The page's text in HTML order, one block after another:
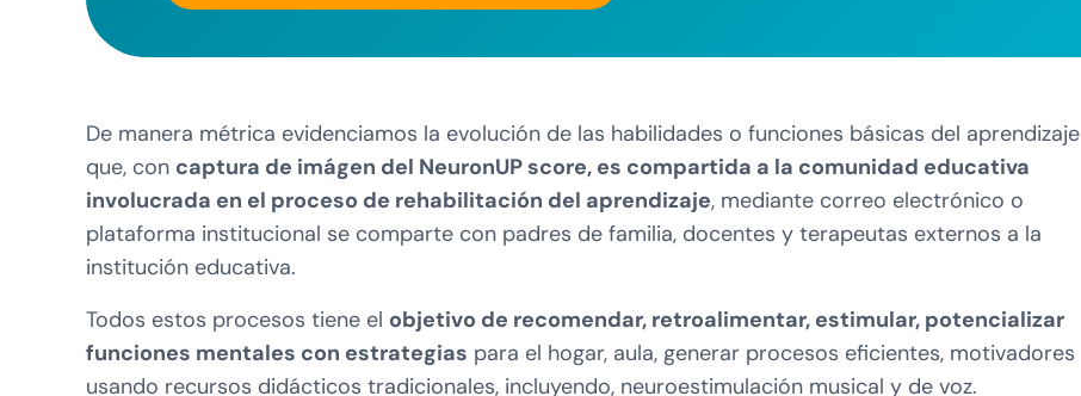
De manera métrica evidenciamos la evolución de las habilidades o funciones básicas del aprendizaje
que, con captura de imágen del NeuronUP score, es compartida a la comunidad educativa
involucrada en el proceso de rehabilitación del aprendizaje, mediante correo electrónico o
plataforma institucional se comparte con padres de familia, docentes y terapeutas externos a la
institución educativa.
Todos estos procesos tiene el objetivo de recomendar, retroalimentar, estimular, potencializar
funciones mentales con estrategias para el hogar, aula, generar procesos eficientes, motivadores
usando recursos didácticos tradicionales, incluyendo, neuroestimulación musical y de voz.